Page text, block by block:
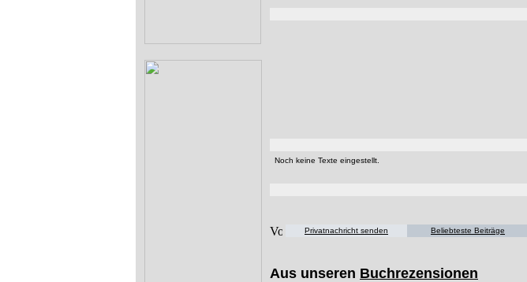
Noch keine Texte eingestellt.
Privatnachricht senden Beliebteste Beiträge
Aus unseren Buchrezensionen